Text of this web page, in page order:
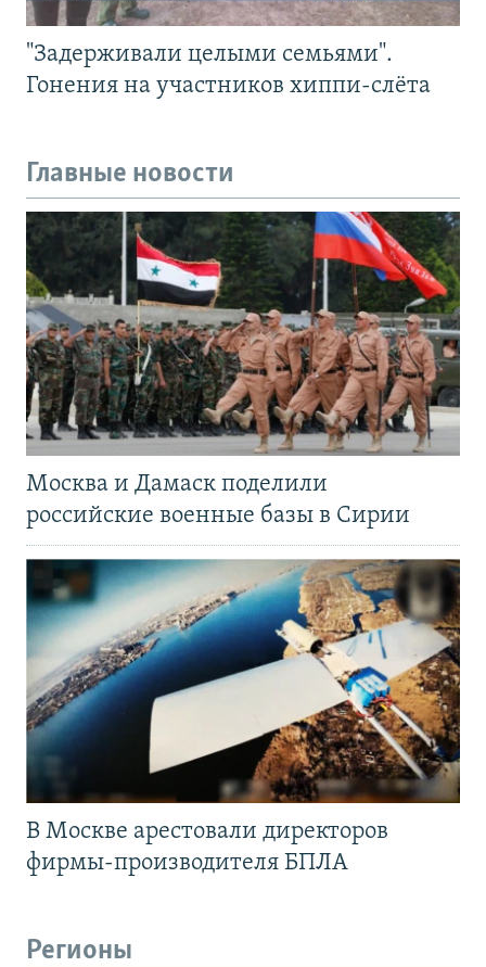
"Задерживали целыми семьями".
Гонения на участников хиппи-слёта
Главные новости
Москва и Дамаск поделили
российские военные базы в Сирии
В Москве арестовали директоров
фирмы-производителя БПЛА
Регионы